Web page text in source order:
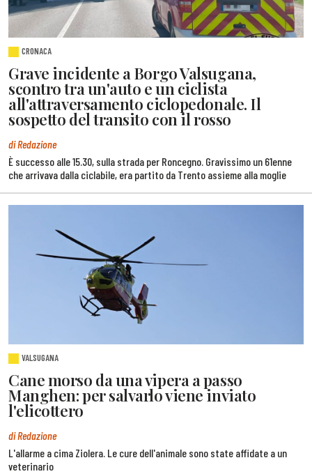
CRONACA
Grave incidente a Borgo Valsugana,
scontro tra un'auto e un ciclista
all'attraversamento ciclopedonale. Il
sospetto del transito con il rosso
di Redazione
È successo alle 15.30, sulla strada per Roncegno. Gravissimo un 61enne
che arrivava dalla ciclabile, era partito da Trento assieme alla moglie
VALSUGANA
Cane morso da una vipera a passo
Manghen: per salvarlo viene inviato
l'elicottero
di Redazione
L'allarme a cima Ziolera. Le cure dell'animale sono state affidate a un
veterinario